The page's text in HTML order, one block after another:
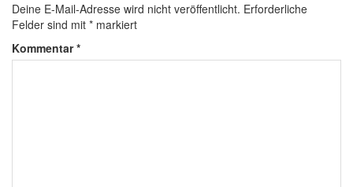
Deine E-Mail-Adresse wird nicht veröffentlicht. Erforderliche
Felder sind mit * markiert
Kommentar*